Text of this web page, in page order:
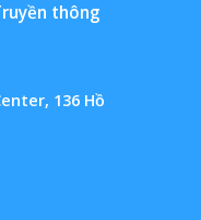
thông
136 Hồ